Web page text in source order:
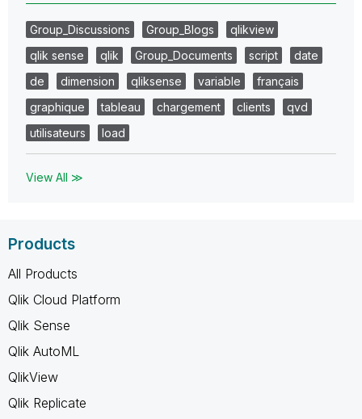
Group_Discussions Group_Blogs
qlikview
qlik sense
qlik Group_Documents script
date
de
dimension qliksense variable
français
graphique
tableau chargement clients
qvd
utilisateurs
load
View All ≫
Products
All Products
Qlik Cloud Platform
Qlik Sense
Qlik AutoML
QlikView
Qlik Replicate